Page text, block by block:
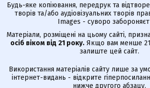
Будь-яке копіювання, передрук та
творів та/або аудіовізуальних творів
Images - суворо
Матеріали, розміщені на цьому сайті,
осіб віком від 21 року. Якщо вам менше
залиште цей сайт.
Використання матеріалів сайту лише за
інтернет-видань - відкрите
нижче другого абзацу.